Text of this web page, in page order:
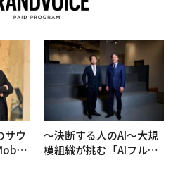
サウ
〜決断する人のAI〜大規
模組織が挑む「AIフル実